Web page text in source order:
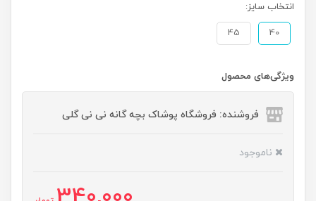
انتخاب سایز:
40
45
ویژگی‌های محصول
فروشنده: فروشگاه پوشاک بچه گانه نی نی گلی
ناموجود